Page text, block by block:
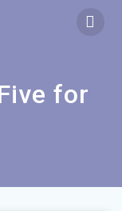
for